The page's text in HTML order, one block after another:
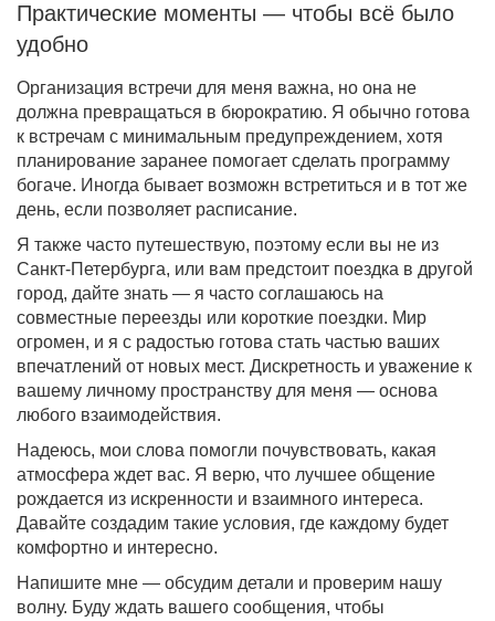
Практические моменты — чтобы всё было
удобно
Организация встречи для меня важна, но она не
должна превращаться в бюрократию. Я обычно готова
к встречам с минимальным предупреждением, хотя
планирование заранее помогает сделать программу
богаче. Иногда бывает возможн встретиться и в тот же
день, если позволяет расписание.
Я также часто путешествую, поэтому если вы не из
Санкт-Петербурга, или вам предстоит поездка в другой
город, дайте знать — я часто соглашаюсь на
совместные переезды или короткие поездки. Мир
огромен, и я с радостью готова стать частью ваших
впечатлений от новых мест. Дискретность и уважение к
вашему личному пространству для меня — основа
любого взаимодействия.
Надеюсь, мои слова помогли почувствовать, какая
атмосфера ждет вас. Я верю, что лучшее общение
рождается из искренности и взаимного интереса.
Давайте создадим такие условия, где каждому будет
комфортно и интересно.
Напишите мне — обсудим детали и проверим нашу
волну. Буду ждать вашего сообщения, чтобы